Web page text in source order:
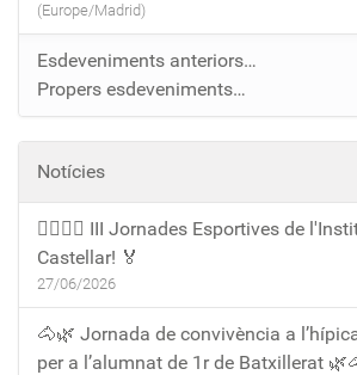
(Europe/Madrid)
Esdeveniments anteriors…
Propers esdeveniments…
Notícies
🏃‍♀️🏃‍♂️ III Jornades Esportives de
Castellar! 🏅
27/06/2026
🐴🌿 Jornada de convivència a
per a l’alumnat de 1r de Batxillerat